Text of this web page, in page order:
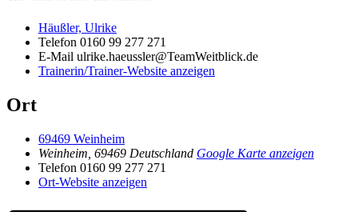
Häußler, Ulrike
Telefon 0160 99 277 271
E-Mail ulrike.haeussler@TeamWeitblick.de
Trainerin/Trainer-Website anzeigen
Ort
69469 Weinheim
Weinheim 69469 Deutschland Google Karte anzeigen
Telefon 0160 99 277 271
Ort-Website anzeigen